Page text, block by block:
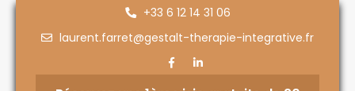
+33 6 12 14 31 06
laurent.farret@gestalt-therapie-integrative.fr